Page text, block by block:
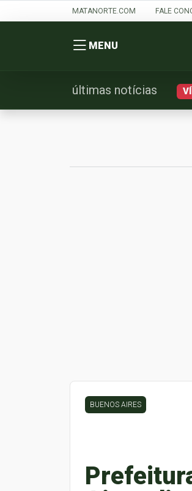
MATANORTE.COM FALE
MENU
últimas notícias
BUENOS AIRES